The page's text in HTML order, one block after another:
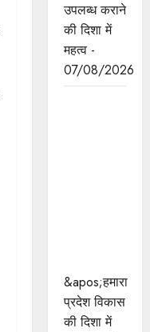
उपलब्ध कराने
की दिशा में
महत्व -
07/08/2026
&apos;हमारा
प्रदेश विकास
की दिशा में